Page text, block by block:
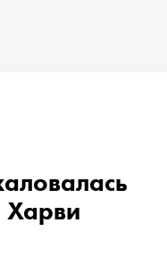
Харви